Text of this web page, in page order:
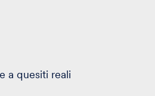
a quesiti reali